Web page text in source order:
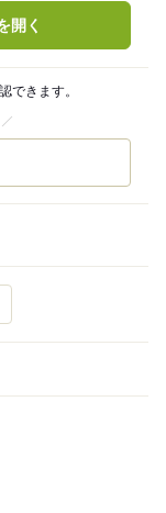
開く
できます。